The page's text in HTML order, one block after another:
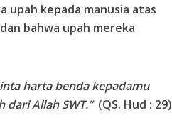
kepada manusia atas
bahwa upah mereka
harta benda kepadamu
dari Allah SWT.” (QS. Hud : 29)